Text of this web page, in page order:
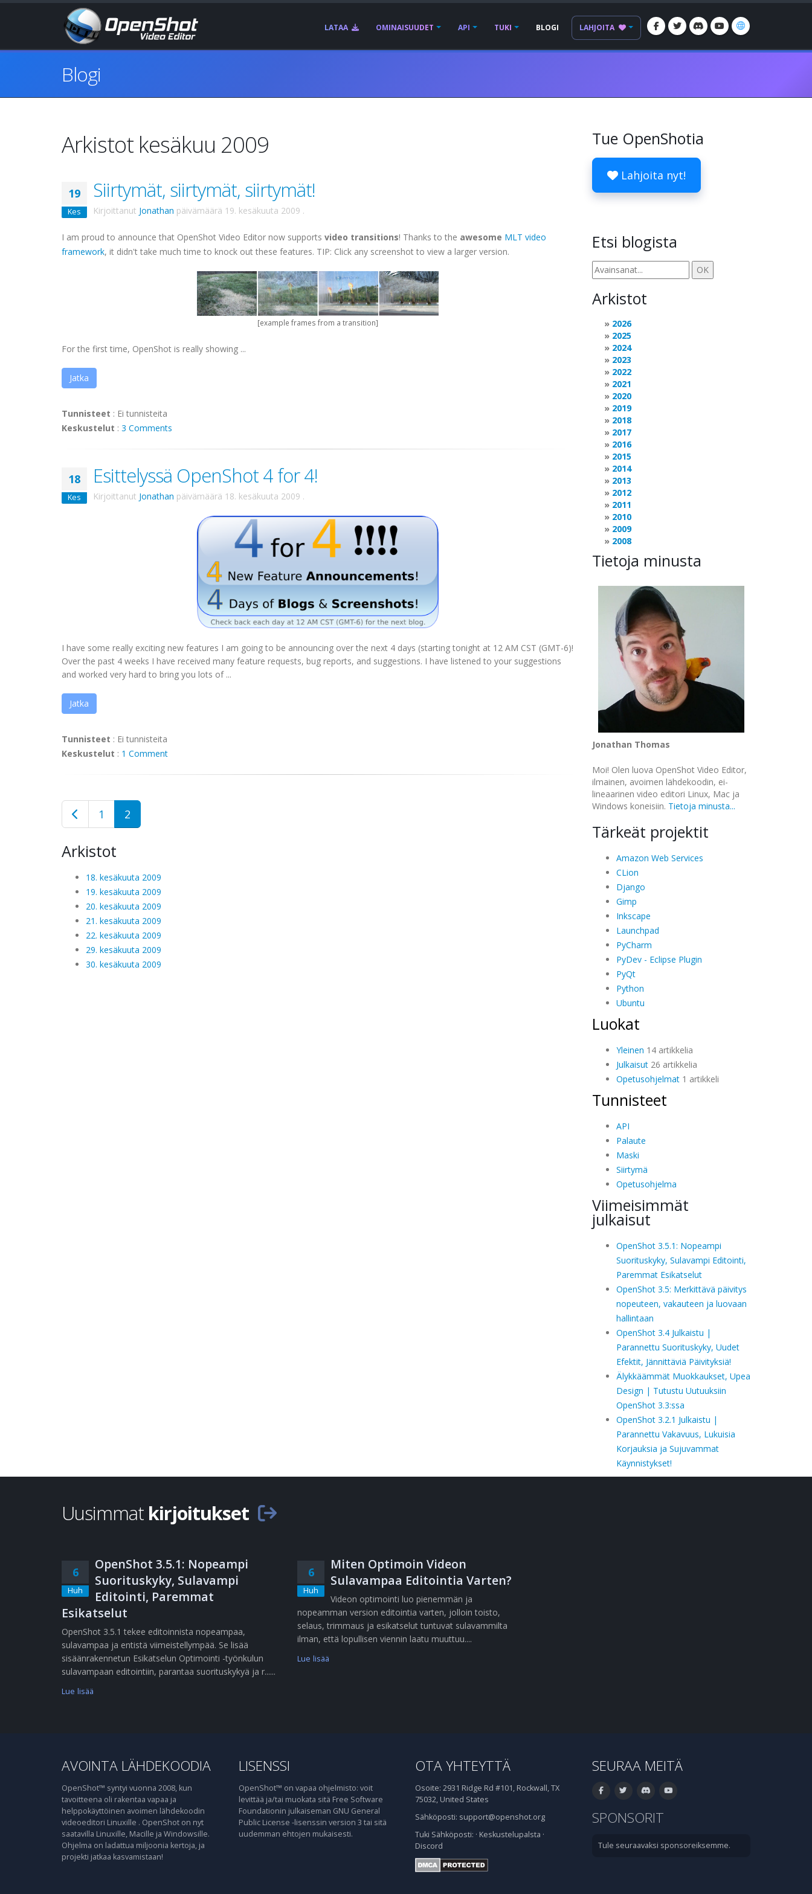
LATAA OMINAISUUDET API TUKI BLOGI LAHJOITA
Blogi
Arkistot kesäkuu 2009
19
Kes
Siirtymät, siirtymät, siirtymät!
Kirjoittanut Jonathan päivämäärä 19. kesäkuuta 2009 .
I am proud to announce that OpenShot Video Editor now supports video transitions! Thanks to the awesome MLT video
framework, it didn't take much time to knock out these features. TIP: Click any screenshot to view a larger version.
[example frames from a transition]
For the first time, OpenShot is really showing ...
Jatka
Tunnisteet : Ei tunnisteita
Keskustelut : 3 Comments
18
Kes
Esittelyssä OpenShot 4 for 4!
Kirjoittanut Jonathan päivämäärä 18. kesäkuuta 2009 .
I have some really exciting new features I am going to be announcing over the next 4 days (starting tonight at 12 AM CST (GMT-6)!
Over the past 4 weeks I have received many feature requests, bug reports, and suggestions. I have listened to your suggestions
and worked very hard to bring you lots of ...
Jatka
Tunnisteet : Ei tunnisteita
Keskustelut : 1 Comment
1 2
Arkistot
18. kesäkuuta 2009
19. kesäkuuta 2009
20. kesäkuuta 2009
21. kesäkuuta 2009
22. kesäkuuta 2009
29. kesäkuuta 2009
30. kesäkuuta 2009
Tue OpenShotia
Lahjoita nyt!
Etsi blogista
Arkistot
2026
2025
2024
2023
2022
2021
2020
2019
2018
2017
2016
2015
2014
2013
2012
2011
2010
2009
2008
Tietoja minusta
Jonathan Thomas
Moi! Olen luova OpenShot Video Editor,
ilmainen, avoimen lähdekoodin, ei-
lineaarinen video editori Linux, Mac ja
Windows koneisiin. Tietoja minusta...
Tärkeät projektit
Amazon Web Services
CLion
Django
Gimp
Inkscape
Launchpad
PyCharm
PyDev - Eclipse Plugin
PyQt
Python
Ubuntu
Luokat
Yleinen 14 artikkelia
Julkaisut26 artikkelia
Opetusohjelmat1 artikkeli
Tunnisteet
API
Palaute
Maski
Siirtymä
Opetusohjelma
Viimeisimmät
julkaisut
OpenShot 3.5.1: Nopeampi
Suorituskyky, Sulavampi Editointi,
Paremmat Esikatselut
OpenShot 3.5: Merkittävä päivitys
nopeuteen, vakauteen ja luovaan
hallintaan
OpenShot 3.4 Julkaistu |
Parannettu Suorituskyky, Uudet
Efektit, Jännittäviä Päivityksiä!
Älykkäämmät Muokkaukset, Upea
Design | Tutustu Uutuuksiin
OpenShot 3.3:ssa
OpenShot 3.2.1 Julkaistu |
Parannettu Vakavuus, Lukuisia
Korjauksia ja Sujuvammat
Käynnistykset!
Uusimmat kirjoitukset
6
Huh
OpenShot 3.5.1: Nopeampi
Suorituskyky, Sulavampi
Editointi, Paremmat
Esikatselut
OpenShot 3.5.1 tekee editoinnista nopeampaa,
sulavampaa ja entistä viimeistellympää. Se lisää
sisäänrakennetun Esikatselun Optimointi -työnkulun
sulavampaan editointiin, parantaa suorituskykyä ja r......
Lue lisää
6
Huh
Miten Optimoin Videon
Sulavampaa Editointia Varten?
Videon optimointi luo pienemmän ja
nopeamman version editointia varten, jolloin toisto,
selaus, trimmaus ja esikatselut tuntuvat sulavammilta
ilman, että lopullisen viennin laatu muuttuu....
Lue lisää
AVOINTA LÄHDEKOODIA
OpenShot™ syntyi vuonna 2008, kun
tavoitteena oli rakentaa vapaa ja
helppokäyttöinen avoimen lähdekoodin
videoeditori Linuxille . OpenShot on nyt
saatavilla Linuxille, Macille ja Windowsille.
Ohjelma on ladattua miljoonia kertoja, ja
projekti jatkaa kasvamistaan!
LISENSSI
OpenShot™ on vapaa ohjelmisto: voit
levittää ja/tai muokata sitä Free Software
Foundationin julkaiseman GNU General
Public License -lisenssin version 3 tai sitä
uudemman ehtojen mukaisesti.
OTA YHTEYTTÄ
Osoite: 2931 Ridge Rd #101, Rockwall, TX
75032, United States
Sähköposti: support@openshot.org
Tuki Sähköposti: · Keskustelupalsta ·
Discord
SEURAA MEITÄ
SPONSORIT
Tule seuraavaksi sponsoreiksemme.